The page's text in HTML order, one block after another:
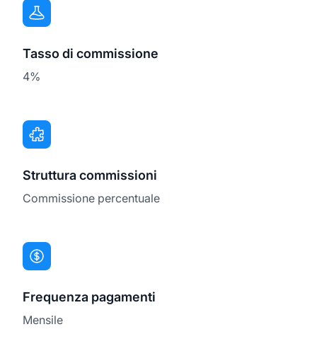
Tasso di commissione
4%
Struttura commissioni
Commissione percentuale
Frequenza pagamenti
Mensile